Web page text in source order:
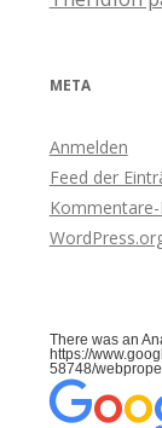
META
Anmelden
Feed der
Kommentare-
There was an
https://
58748/